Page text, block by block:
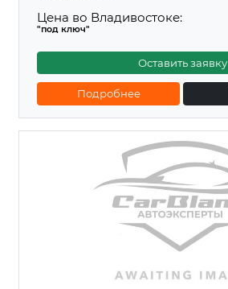
Цена во Владивостоке:
"под ключ"
Оставить заявку
Подробнее